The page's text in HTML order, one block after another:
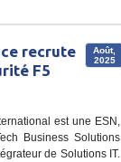
Août,
2025
recrute
F5
est une ESN,
Business Solutions
de Solutions IT.